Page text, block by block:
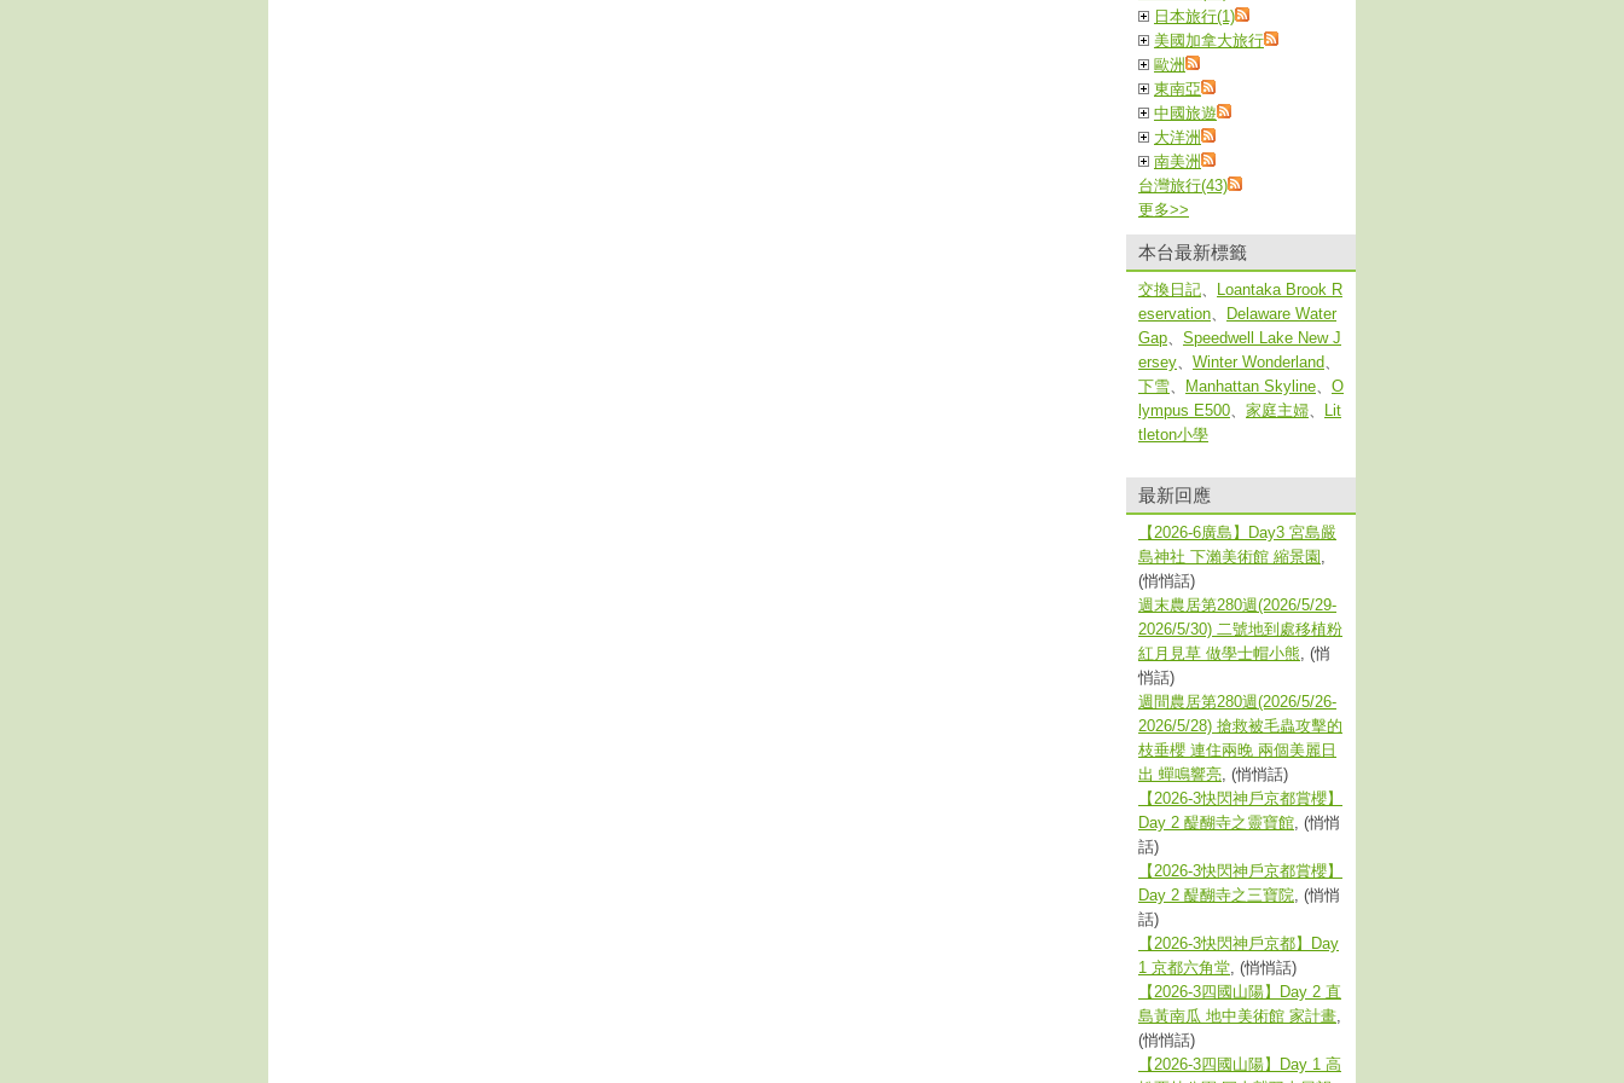
日本旅行(1)
美國加拿大旅行
歐洲
東南亞
中國旅遊
大洋洲
南美洲
台灣旅行(43)
更多>>
本台最新標籤
交換日記、
Loantaka Brook R
eservation、
Delaware Water
Gap、 Speedwell Lake New J
ersey、 Winter Wonderland、
下雪、 Manhattan Skyline、 O
lympus E500、 家庭主婦、
Lit
tleton小學
最新回應
【2026-6廣島】Day3 宮島嚴
島神社 下瀨美術館 縮景園 ,
(悄悄話)
週末農居第280週(2026/5/29-
2026/5/30) 二號地到處移植粉
紅月見草 做學士帽小熊, (悄
悄話)
週間農居第280週(2026/5/26-
2026/5/28) 搶救被毛蟲攻擊的
枝垂櫻 連住兩晚 兩個美麗日
出 蟬鳴響亮, (悄悄話)
【2026-3快閃神戶京都賞櫻】
Day 2 醍醐寺之靈寶館, (悄悄
話)
【2026-3快閃神戶京都賞櫻】
Day 2 醍醐寺之三寶院, (悄悄
話)
【2026-3快閃神戶京都】Day
1 京都六角堂, (悄悄話)
【2026-3四國山陽】Day 2 直
島黃南瓜 地中美術館 家計畫,
(悄悄話)
【2026-3四國山陽】Day 1 高